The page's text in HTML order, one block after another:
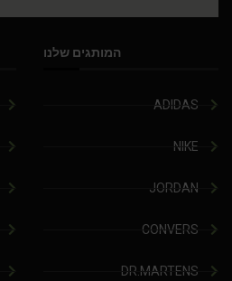
המותגים שלנו
ADIDAS
NIKE
JORDAN
CONVERS
DR.MARTENS